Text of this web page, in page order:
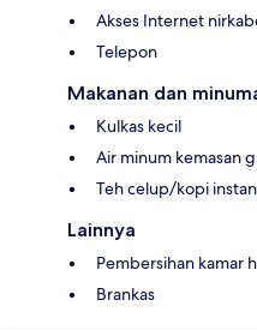
Akses Internet
Telepon
Makanan dan
Kulkas kecil
Air minum kemasan
Teh celup/kopi
Lainnya
Pembersihan kamar
Brankas